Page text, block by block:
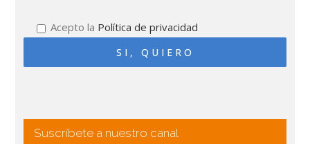
Acepto la Política de privacidad
Suscríbete a nuestro canal